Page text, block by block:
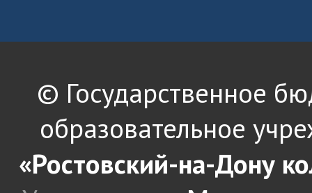
© Государственное
образовательное
«Ростовский-на-Дону